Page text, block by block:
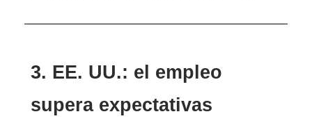
3. EE. UU.: el empleo
supera expectativas